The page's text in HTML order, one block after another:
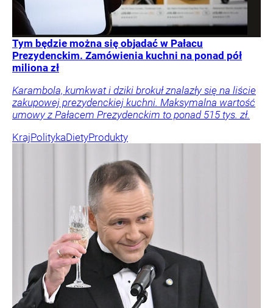
Tym będzie można się objadać w Pałacu
Prezydenckim. Zamówienia kuchni na ponad pół
miliona zł
Karambola, kumkwat i dziki brokuł znalazły się na liście
zakupowej prezydenckiej kuchni. Maksymalna wartość
umowy z Pałacem Prezydenckim to ponad 515 tys. zł.
KrajPolitykaDietyProdukty